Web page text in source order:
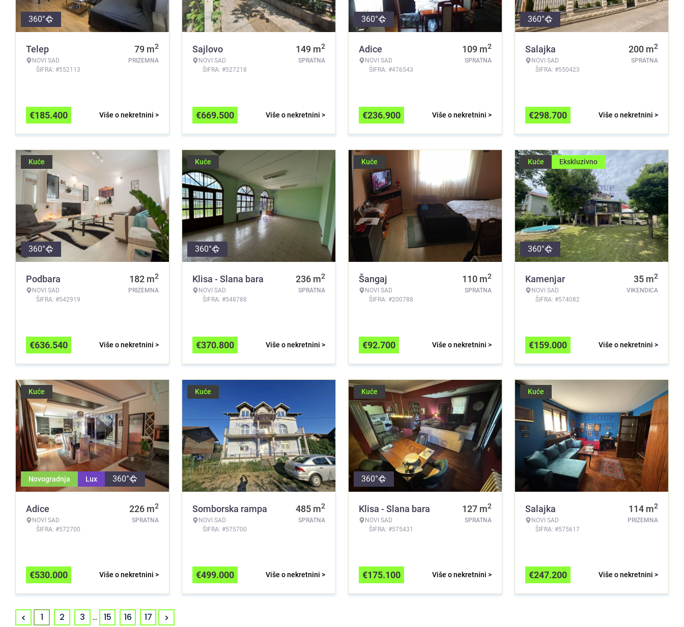
360°
Telep
NOVI SAD
ŠIFRA: #552113
79 m2
PRIZEMNA
Više o nekretnini >
€185.400
Sajlovo
NOVI SAD
ŠIFRA: #527218
149 m2
SPRATNA
Više o nekretnini >
€669.500
360°
Adice
NOVI SAD
ŠIFRA: #476543
109 m2
SPRATNA
Više o nekretnini >
€236.900
360°
Salajka
NOVI SAD
ŠIFRA: #550423
200 m2
SPRATNA
Više o nekretnini >
€298.700
Kuće
360°
Podbara
NOVI SAD
ŠIFRA: #542919
182 m2
PRIZEMNA
Više o nekretnini >
€636.540
Kuće
360°
Klisa - Slana bara
NOVI SAD
ŠIFRA: #548788
236 m2
SPRATNA
Više o nekretnini >
€370.800
Kuće
Šangaj
NOVI SAD
ŠIFRA: #200788
110 m2
SPRATNA
Više o nekretnini >
€92.700
Kuće Ekskluzivno
360°
Kamenjar
NOVI SAD
ŠIFRA: #574082
35 m2
VIKENDICA
Više o nekretnini >
€159.000
Kuće
Novogradnja Lux 360°
Adice
NOVI SAD
ŠIFRA: #572700
226 m2
SPRATNA
Više o nekretnini >
€530.000
Kuće
Somborska rampa
NOVI SAD
ŠIFRA: #575700
485 m2
SPRATNA
Više o nekretnini >
€499.000
Kuće
360°
Klisa - Slana bara
NOVI SAD
ŠIFRA: #575431
127 m2
SPRATNA
Više o nekretnini >
€175.100
Kuće
Salajka
NOVI SAD
ŠIFRA: #575617
114 m2
PRIZEMNA
Više o nekretnini >
€247.200
< 1 2 3 ... 15 16 17 >